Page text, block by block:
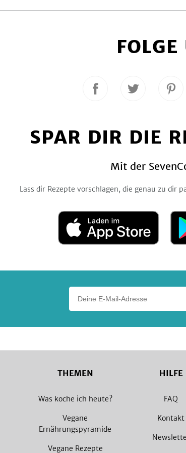
FOLGE
Folge
Facebook
Folge
Twitter
Folge
SPAR DIR DIE
Mit der
Lass dir Rezepte vorschlagen, die genau zu dir
Laden
im
App
Jetzt
THEMEN
Was koche ich heute?
Vegane
Ernährungspyramide
Vegane Rezepte
HILFE
FAQ
Kontakt